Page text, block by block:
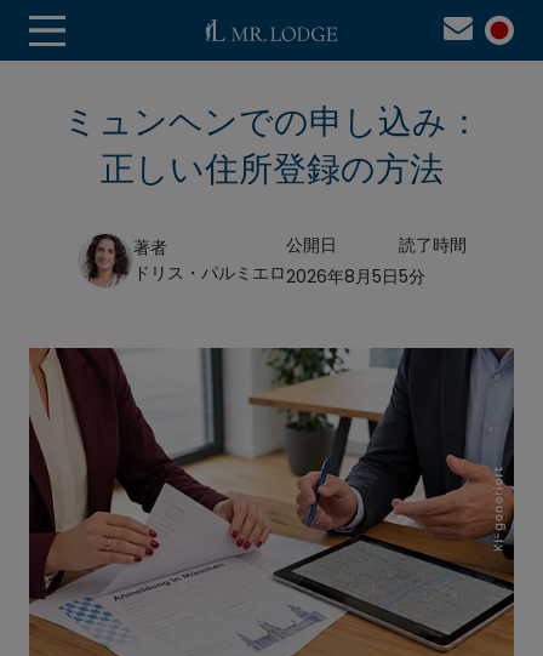
ミュンヘンでの申し込み：
正しい住所登録の方法
著者
ドリス・パルミエロ
公開日
2026年8月5日
読了時間
5分